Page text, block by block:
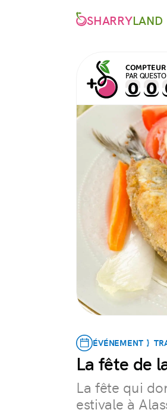
SHARRYLAND
PAR
ÉVÉNEMENT }
La fête de
La fête qui
estivale à